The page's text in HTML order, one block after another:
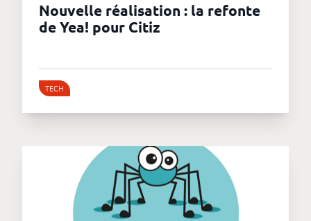
Nouvelle réalisation : la refonte
de Yea! pour Citiz
TECH